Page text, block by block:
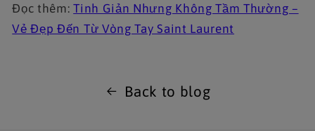
Đọc thêm:Tinh Giản Nhưng Không Tầm Thường –
Vẻ Đẹp Đến Từ Vòng Tay Saint Laurent
Back to blog